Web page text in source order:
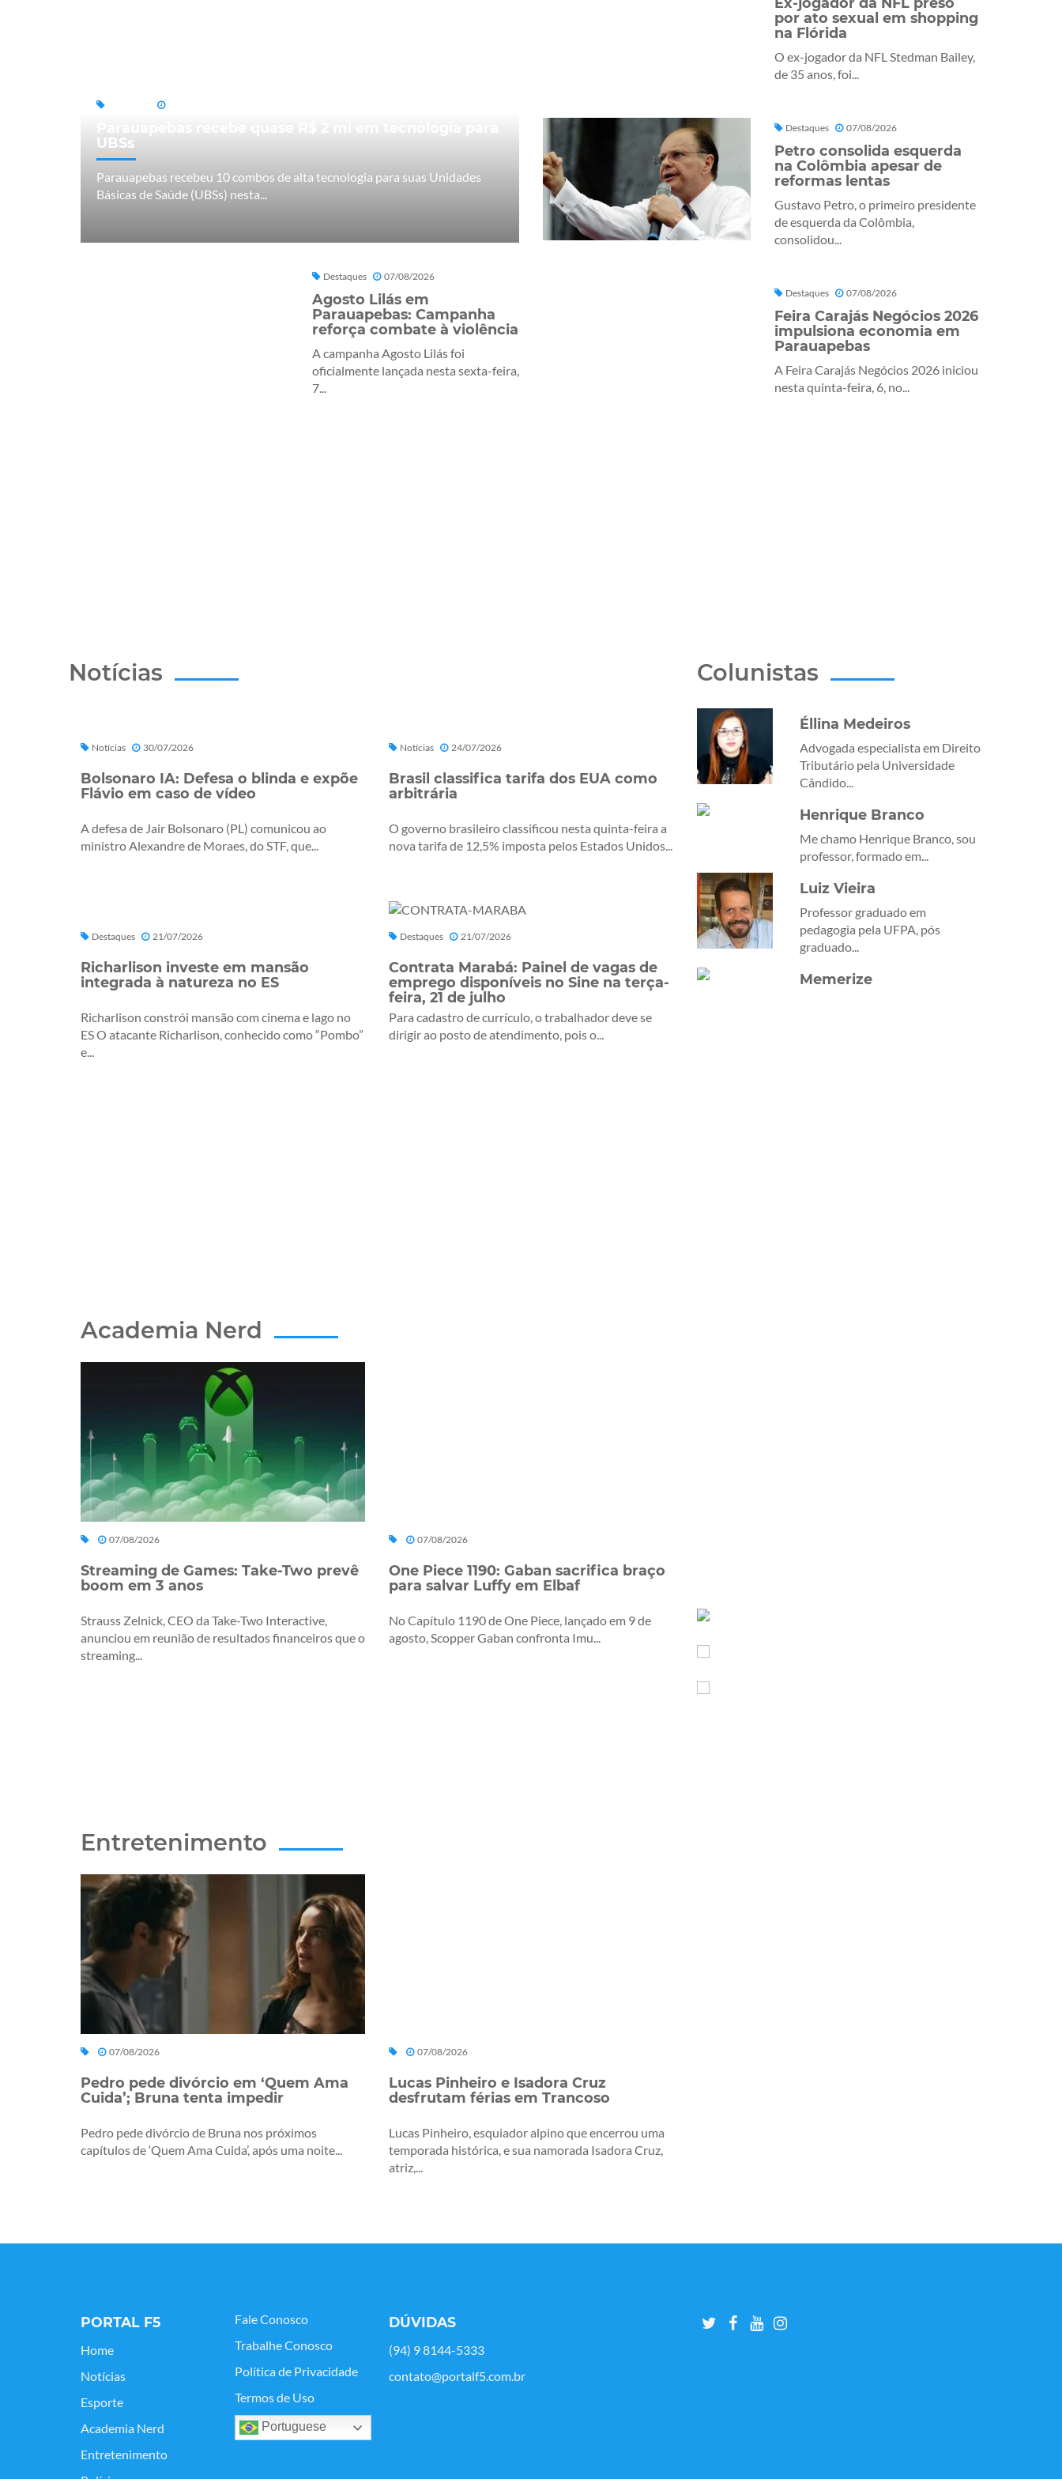
UBSs
Parauapebas recebeu 10 combos de alta tecnologia para suas Unidades
Básicas de Saúde (UBSs) nesta...
Destaques 07/08/2026
Agosto Lilás em
Parauapebas: Campanha
reforça combate à violência
A campanha Agosto Lilás foi
oficialmente lançada nesta sexta-feira,
7...
por ato sexual em shopping
na Flórida
O ex-jogador da NFL Stedman Bailey,
de 35 anos, foi...
Destaques 07/08/2026
Petro consolida esquerda
na Colômbia apesar de
reformas lentas
Gustavo Petro, o primeiro presidente
de esquerda da Colômbia,
consolidou...
Destaques 07/08/2026
Feira Carajás Negócios 2026
impulsiona economia em
Parauapebas
A Feira Carajás Negócios 2026 iniciou
nesta quinta-feira, 6, no...
Notícias
Notícias 30/07/2026
Bolsonaro IA: Defesa o blinda e expõe
Flávio em caso de vídeo
A defesa de Jair Bolsonaro (PL) comunicou ao
ministro Alexandre de Moraes, do STF, que...
Notícias 24/07/2026
Brasil classifica tarifa dos EUA como
arbitrária
O governo brasileiro classificou nesta quinta-feira a
nova tarifa de 12,5% imposta pelos Estados Unidos...
Destaques 21/07/2026
Richarlison investe em mansão
integrada à natureza no ES
Richarlison constrói mansão com cinema e lago no
ES O atacante Richarlison, conhecido como “Pombo”
e...
Destaques 21/07/2026
Contrata Marabá: Painel de vagas de
emprego disponíveis no Sine na terça-
feira, 21 de julho
Para cadastro de currículo, o trabalhador deve se
dirigir ao posto de atendimento, pois o...
Colunistas
Éllina Medeiros
Advogada especialista em Direito
Tributário pela Universidade
Cândido...
Henrique Branco
Me chamo Henrique Branco, sou
professor, formado em...
Luiz Vieira
Professor graduado em
pedagogia pela UFPA, pós
graduado...
Memerize
Academia Nerd
07/08/2026
Streaming de Games: Take-Two prevê
boom em 3 anos
Strauss Zelnick, CEO da Take-Two Interactive,
anunciou em reunião de resultados financeiros que o
streaming...
07/08/2026
One Piece 1190: Gaban sacrifica braço
para salvar Luffy em Elbaf
No Capítulo 1190 de One Piece, lançado em 9 de
agosto, Scopper Gaban confronta Imu...
Entretenimento
07/08/2026
Pedro pede divórcio em ‘Quem Ama
Cuida’; Bruna tenta impedir
Pedro pede divórcio de Bruna nos próximos
capítulos de ‘Quem Ama Cuida’, após uma noite...
07/08/2026
Lucas Pinheiro e Isadora Cruz
desfrutam férias em Trancoso
Lucas Pinheiro, esquiador alpino que encerrou uma
temporada histórica, e sua namorada Isadora Cruz,
atriz,...
PORTAL F5
Home
Notícias
Esporte
Academia Nerd
Entretenimento
Fale Conosco
Trabalhe Conosco
Política de Privacidade
Termos de Uso
Portuguese
DÚVIDAS
(94) 9 8144-5333
contato@portalf5.com.br